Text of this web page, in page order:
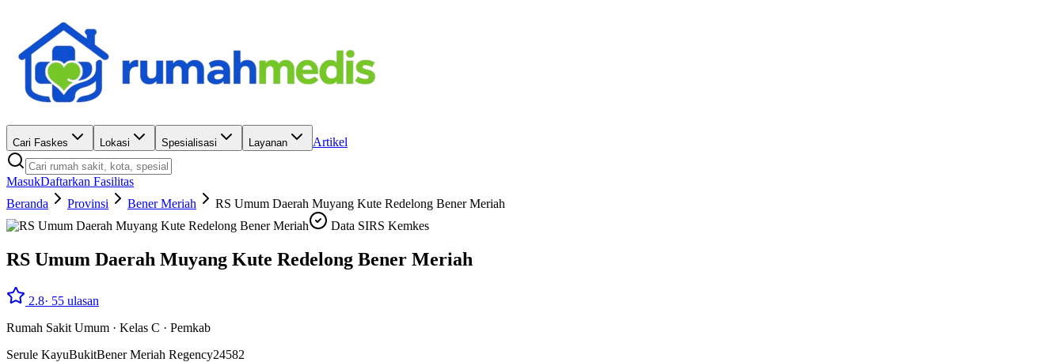
Cari Faskes Lokasi Spesialisasi Layanan Artikel
MasukDaftarkan Fasilitas
Beranda
Provinsi Bener Meriah
RS Umum Daerah Muyang Kute Redelong Bener Meriah
Data SIRS Kemkes
RS Umum Daerah Muyang Kute Redelong Bener Meriah
2.8· 55 ulasan
Rumah Sakit Umum · Kelas C · Pemkab
Serule KayuBukitBener Meriah Regency24582